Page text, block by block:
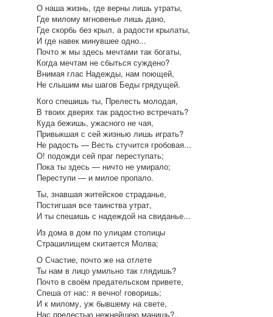
О наша жизнь, где верны лишь утраты,
Где милому мгновенье лишь дано,
Где скорбь без крыл, а радости крылаты,
И где навек минувшее одно...
Почто ж мы здесь мечтами так богаты,
Когда мечтам не сбыться суждено?
Внимая глас Надежды, нам поющей,
Не слышим мы шагов Беды грядущей.
Кого спешишь ты, Прелесть молодая,
В твоих дверях так радостно встречать?
Куда бежишь, ужасного не чая,
Привыкшая с сей жизнью лишь играть?
Не радость — Весть стучится гробовая...
О! подожди сей праг переступать;
Пока ты здесь — ничто не умирало;
Переступи — и милое пропало.
Ты, знавшая житейское страданье,
Постигшая все таинства утрат,
И ты спешишь с надеждой на свиданье...
Из дома в дом по улицам столицы
Страшилищем скитается Молва;
О Счастие, почто же на отлете
Ты нам в лицо умильно так глядишь?
Почто в своём предательском привете,
Спеша от нас: я вечно! говоришь;
И к милому, уж бывшему на свете,
Нас прелестью нежнейшею манишь?..